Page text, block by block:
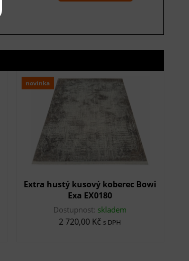
novinka
Extra hustý kusový koberec Bowi
Exa EX0180
Dostupnost: skladem
2 720,00 Kč s DPH